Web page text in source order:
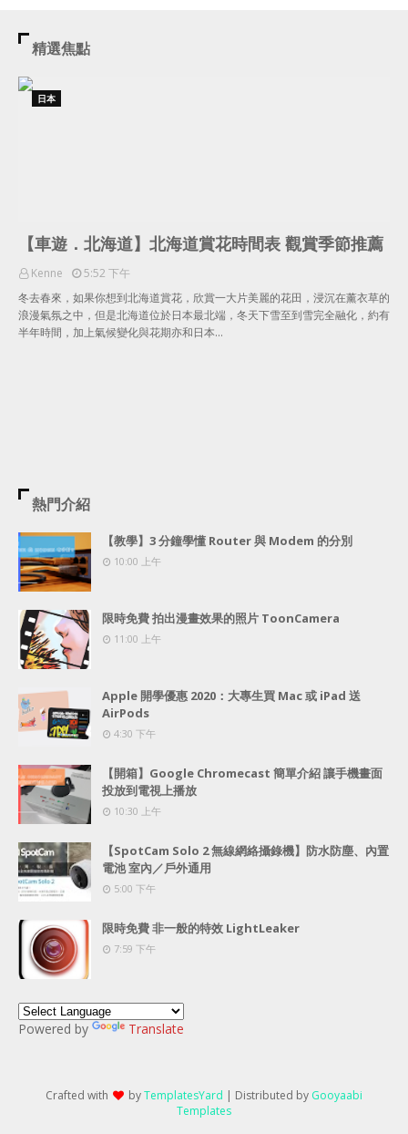
精選焦點
日本
【車遊．北海道】北海道賞花時間表 觀賞季節推薦
Kenne
5:52 下午
冬去春來，如果你想到北海道賞花，欣賞一大片美麗的花田，浸沉在薰衣草的
浪漫氣氛之中，但是北海道位於日本最北端，冬天下雪至到雪完全融化，約有
半年時間，加上氣候變化與花期亦和日本…
熱門介紹
【教學】3 分鐘學懂 Router 與 Modem 的分別
10:00 上午
限時免費 拍出漫畫效果的照片 ToonCamera
11:00 上午
Apple 開學優惠 2020：大專生買 Mac 或 iPad 送
AirPods
4:30 下午
【開箱】Google Chromecast 簡單介紹 讓手機畫面
投放到電視上播放
10:30 上午
【SpotCam Solo 2 無線網絡攝錄機】防水防塵、內置
電池 室內／戶外通用
5:00 下午
限時免費 非一般的特效 LightLeaker
7:59 下午
Powered by Translate
Crafted with byTemplatesYard | Distributed by Gooyaabi
Templates